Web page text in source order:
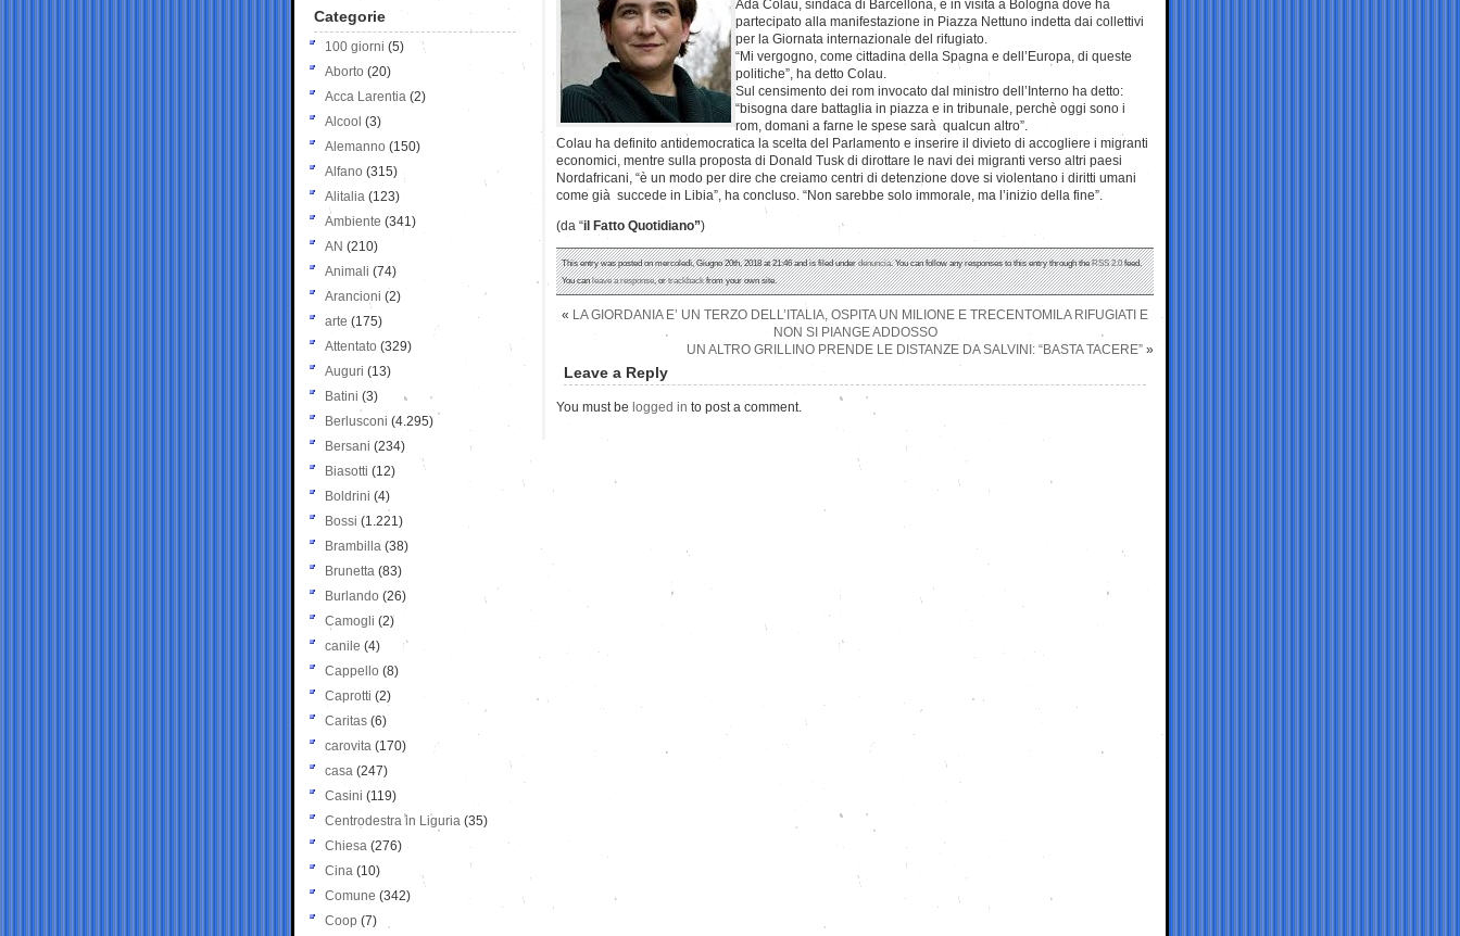
Ada Colau, sindaca di Barcellona, è in visita a Bologna dove ha
partecipato alla manifestazione in Piazza Nettuno indetta dai collettivi
per la Giornata internazionale del rifugiato.
“Mi vergogno, come cittadina della Spagna e dell’Europa, di queste
politiche”, ha detto Colau.
Sul censimento dei rom invocato dal ministro dell’Interno ha detto:
“bisogna dare battaglia in piazza e in tribunale, perchè oggi sono i
rom, domani a farne le spese sarà qualcun altro”.
Colau ha definito antidemocratica la scelta del Parlamento e inserire il divieto di accogliere i migranti
economici, mentre sulla proposta di Donald Tusk di dirottare le navi dei migranti verso altri paesi
Nordafricani, “è un modo per dire che creiamo centri di detenzione dove si violentano i diritti umani
come già succede in Libia”, ha concluso. “Non sarebbe solo immorale, ma l’inizio della fine”.
(da “il Fatto Quotidiano”)
This entry was posted on mercoledì, Giugno 20th, 2018 at 21:46 and is filed underdenuncia. You can follow any responses to this entry through theRSS 2.0feed.
You canleave a response, ortrackbackfrom your own site.
« LA GIORDANIA E’ UN TERZO DELL’ITALIA, OSPITA UN MILIONE E TRECENTOMILA RIFUGIATI E
NON SI PIANGE ADDOSSO
UN ALTRO GRILLINO PRENDE LE DISTANZE DA SALVINI: “BASTA TACERE” »
Leave a Reply
You must be logged in to post a comment.
Categorie
100 giorni (5)
Aborto (20)
Acca Larentia (2)
Alcool (3)
Alemanno (150)
Alfano (315)
Alitalia (123)
Ambiente (341)
AN (210)
Animali (74)
Arancioni (2)
arte (175)
Attentato (329)
Auguri (13)
Batini (3)
Berlusconi (4.295)
Bersani (234)
Biasotti (12)
Boldrini (4)
Bossi (1.221)
Brambilla (38)
Brunetta (83)
Burlando (26)
Camogli (2)
canile (4)
Cappello (8)
Caprotti (2)
Caritas (6)
carovita (170)
casa (247)
Casini (119)
Centrodestra in Liguria (35)
Chiesa (276)
Cina (10)
Comune (342)
Coop (7)